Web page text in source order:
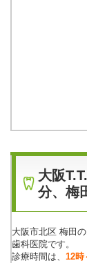
大阪
分、梅
大阪市北区 梅田
歯科医院です。
診療時間は、 12時